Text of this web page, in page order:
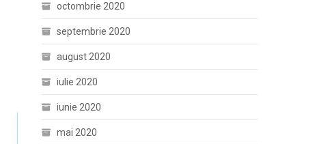
octombrie 2020
septembrie 2020
august 2020
iulie 2020
iunie 2020
mai 2020